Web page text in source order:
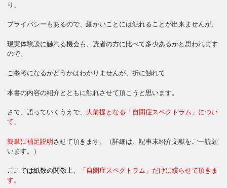
り、
プライバシーもあるので、細かいことには触れることが出来ませんが、
現実体験談に触れる機会も、読者の方に比べて多少あるかと思われます
ので、
ご参考になるかどうかはわかりませんが、折に触れて
本書の内容の紹介とともに触れさせて頂こうと思います。
さて、語っていくうえで、 大前提となる「自閉症スペクトラム」につい
て、
簡単に補足説明させて頂きます。（詳細は、記事末紹介文献をご一読願
います。）
ここでは紙数の関係上、
「自閉症スペクトラム」だけに絞らせて頂きま
す。